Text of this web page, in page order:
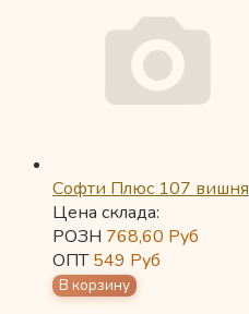
Софти Плюс 107 вишня
Цена склада:
РОЗН 768,60 Руб
ОПТ549 Руб